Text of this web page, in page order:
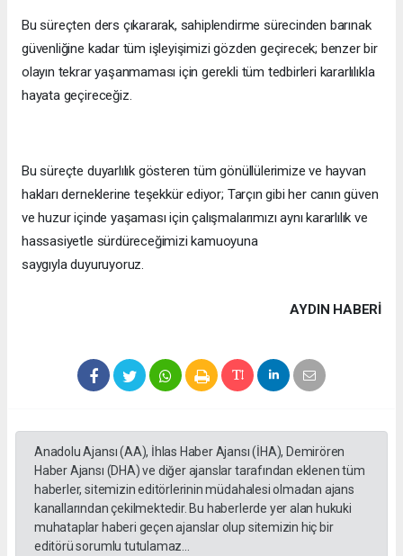
Bu süreçten ders çıkararak, sahiplendirme sürecinden barınak
güvenliğine kadar tüm işleyişimizi gözden geçirecek; benzer bir
olayın tekrar yaşanmaması için gerekli tüm tedbirleri kararlılıkla
hayata geçireceğiz.
Bu süreçte duyarlılık gösteren tüm gönüllülerimize ve hayvan
hakları derneklerine teşekkür ediyor; Tarçın gibi her canın güven
ve huzur içinde yaşaması için çalışmalarımızı aynı kararlılık ve
hassasiyetle sürdüreceğimizi kamuoyuna
saygıyla duyuruyoruz.
AYDIN HABERİ
Anadolu Ajansı (AA), İhlas Haber Ajansı (İHA), Demirören
Haber Ajansı (DHA) ve diğer ajanslar tarafından eklenen tüm
haberler, sitemizin editörlerinin müdahalesi olmadan ajans
kanallarından çekilmektedir. Bu haberlerde yer alan hukuki
muhataplar haberi geçen ajanslar olup sitemizin hiç bir
editörü sorumlu tutulamaz...